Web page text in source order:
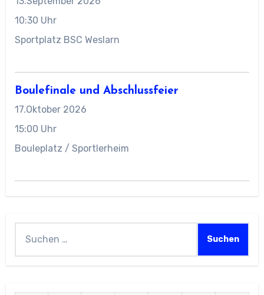
10:30 Uhr
Sportplatz BSC Weslarn
Boulefinale und Abschlussfeier
17.Oktober 2026
15:00 Uhr
Bouleplatz / Sportlerheim